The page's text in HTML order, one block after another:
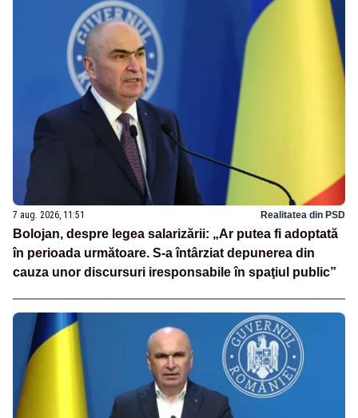
7 aug. 2026, 11:51 Realitatea din PSD
Bolojan, despre legea salarizării: „Ar putea fi adoptată
în perioada următoare. S-a întârziat depunerea din
cauza unor discursuri iresponsabile în spaţiul public”